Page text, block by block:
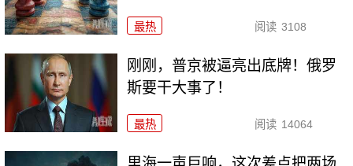
最热 阅读 3108
刚刚，普京被逼亮出底牌！俄罗
斯要干大事了！
最热 阅读 14064